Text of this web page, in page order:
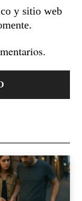
y sitio web